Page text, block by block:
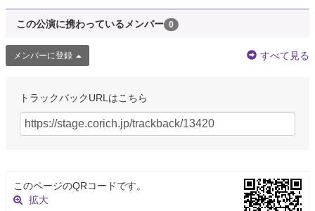
この公演に携わっているメンバー 0
メンバーに登録 すべて見る
トラックバックURLはこちら
このページのQRコードです。
拡大